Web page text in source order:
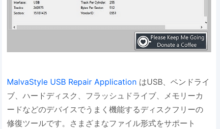
MalvaStyle USB Repair Application はUSB、ペンドライ
ブ、ハードディスク、フラッシュドライブ、メモリーカ
ードなどのデバイスでうまく機能するディスクフリーの
修復ツールです。さまざまなファイル形式をサポート